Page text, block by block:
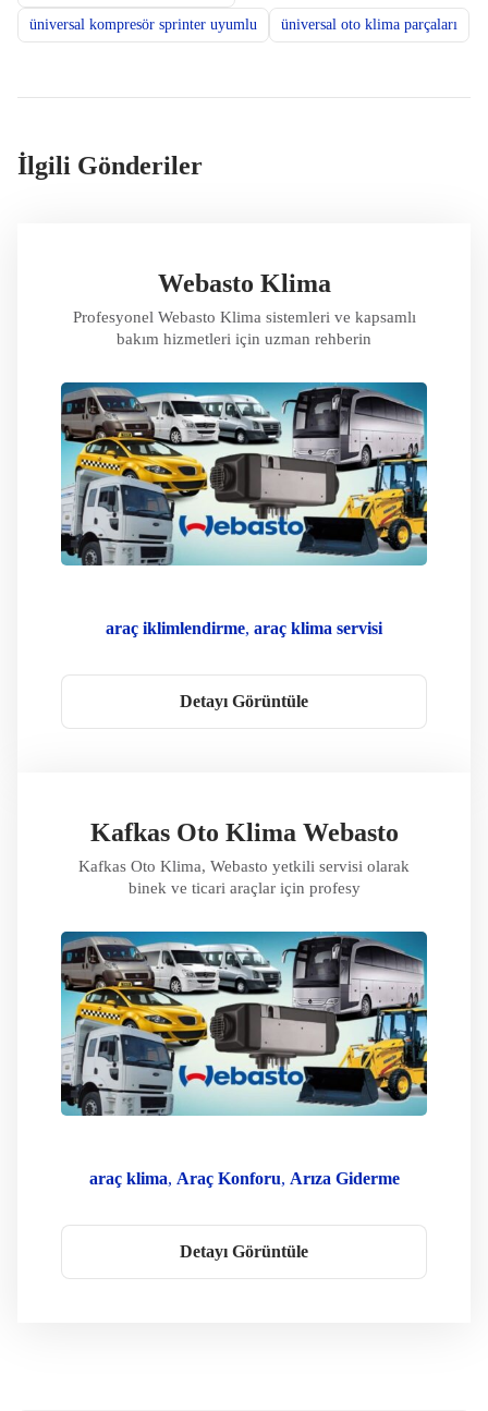
üniversal kompresör sprinter uyumlu üniversal oto klima parçaları
İlgili Gönderiler
Webasto Klima
Profesyonel Webasto Klima sistemleri ve kapsamlı
bakım hizmetleri için uzman rehberin
araç iklimlendirme araç klima servisi
Klima Sorun Giderme Klima Teknolojisi
Webasto Servis Noktası
Webasto Servisi
Webasto Yedek Parça Webasto Yetkili Servis
Yetkili Servis
Detayı Görüntüle
Kafkas Oto Klima Webasto
Kafkas Oto Klima, Webasto yetkili servisi olarak
binek ve ticari araçlar için profesy
araç klima Araç Konforu Arıza Giderme
Orijinal Yedek Parça Oto Isıtma
Detayı Görüntüle